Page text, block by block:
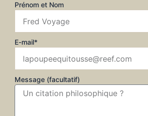
Prénom et Nom
E-mail*
Message (facultatif)